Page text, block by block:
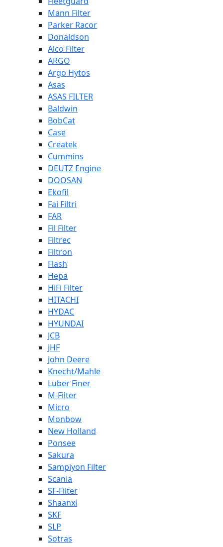
Mann Filter
Parker Racor
Donaldson
Alco Filter
ARGO
Argo Hytos
Asas
ASAS FILTER
Baldwin
BobCat
Case
Createk
Cummins
DEUTZ Engine
DOOSAN
Ekofil
Fai Filtri
FAR
Fil Filter
Filtrec
Filtron
Flash
Hepa
HiFi Filter
HITACHI
HYDAC
HYUNDAI
JCB
JHF
John Deere
Knecht/Mahle
Luber Finer
M-Filter
Micro
Monbow
New Holland
Ponsee
Sakura
Sampiyon Filter
Scania
SF-Filter
Shaanxi
SKF
SLP
Sotras